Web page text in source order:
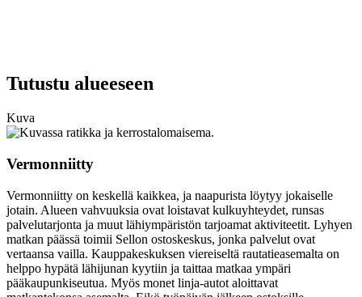
Tutustu alueeseen
Kuva
Vermonniitty
Vermonniitty on keskellä kaikkea, ja naapurista löytyy jokaiselle
jotain. Alueen vahvuuksia ovat loistavat kulkuyhteydet, runsas
palvelutarjonta ja muut lähiympäristön tarjoamat aktiviteetit. Lyhyen
matkan päässä toimii Sellon ostoskeskus, jonka palvelut ovat
vertaansa vailla. Kauppakeskuksen viereiseltä rautatieasemalta on
helppo hypätä lähijunan kyytiin ja taittaa matkaa ympäri
pääkaupunkiseutua. Myös monet linja-autot aloittavat